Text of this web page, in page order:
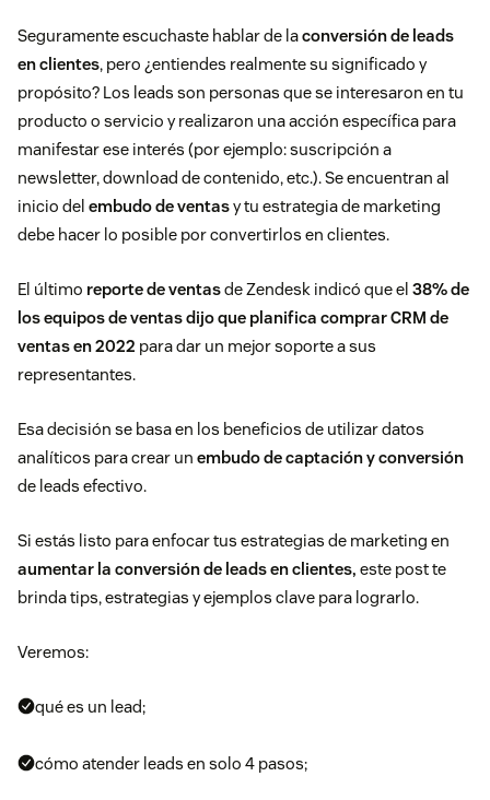
Seguramente escuchaste hablar de laconversión de leads
en clientes, pero ¿entiendes realmente su significado y
propósito? Los leads son personas que se interesaron en tu
producto o servicio y realizaron una acción específica para
manifestar ese interés (por ejemplo: suscripción a
newsletter, download de contenido, etc.). Se encuentran al
inicio del embudo de ventasy tu estrategia de marketing
debe hacer lo posible por convertirlos en clientes.
El último reporte de ventasde Zendesk indicó que el 38% de
los equipos de ventas dijo que planifica comprar CRM de
ventas en 2022 para dar un mejor soporte a sus
representantes.
Esa decisión se basa en los beneficios de utilizar datos
analíticos para crear un embudo de captación y conversión
de leads efectivo.
Si estás listo para enfocar tus estrategias de marketing en
aumentar la conversión de leads en clientes, este post te
brinda tips, estrategias y ejemplos clave para lograrlo.
Veremos:
qué es un lead;
cómo atender leads en solo 4 pasos;